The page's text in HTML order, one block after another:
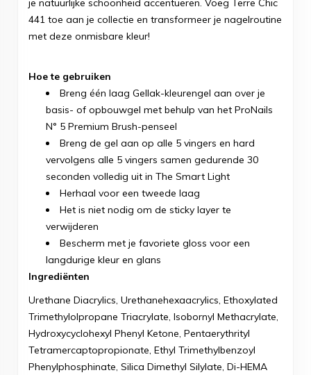
je natuurlijke schoonheid accentueren. Voeg Terre Chic
441 toe aan je collectie en transformeer je nagelroutine
met deze onmisbare kleur!
Hoe te gebruiken
Breng één laag Gellak-kleurengel aan over je
basis- of opbouwgel met behulp van het ProNails
N° 5 Premium Brush-penseel
Breng de gel aan op alle 5 vingers en hard
vervolgens alle 5 vingers samen gedurende 30
seconden volledig uit in The Smart Light
Herhaal voor een tweede laag
Het is niet nodig om de sticky layer te
verwijderen
Bescherm met je favoriete gloss voor een
langdurige kleur en glans
Ingrediënten
Urethane Diacrylics, Urethanehexaacrylics, Ethoxylated
Trimethylolpropane Triacrylate, Isobornyl Methacrylate,
Hydroxycyclohexyl Phenyl Ketone, Pentaerythrityl
Tetramercaptopropionate, Ethyl Trimethylbenzoyl
Phenylphosphinate, Silica Dimethyl Silylate, Di-HEMA